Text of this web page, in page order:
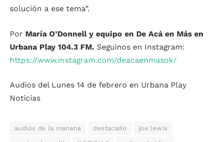
solución a ese tema”.
Por María O’Donnell y equipo en De Acá en Más en
Urbana Play 104.3 FM. Seguinos en Instagram:
https://www.instagram.com/deacaenmasok/
Audios del Lunes 14 de febrero en Urbana Play
Noticias
audios de la manana destacado joe lewis